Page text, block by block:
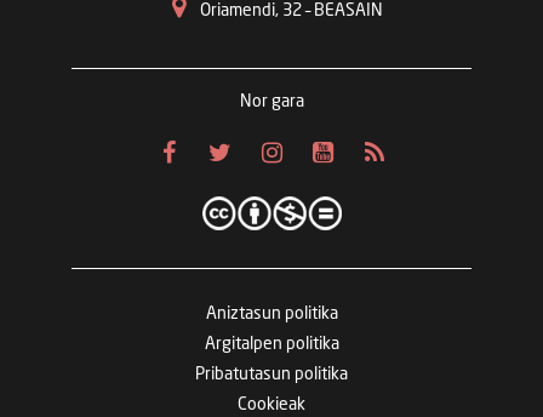
Oriamendi, 32 – BEASAIN
Nor gara
Aniztasun politika
Argitalpen politika
Pribatutasun politika
Cookieak